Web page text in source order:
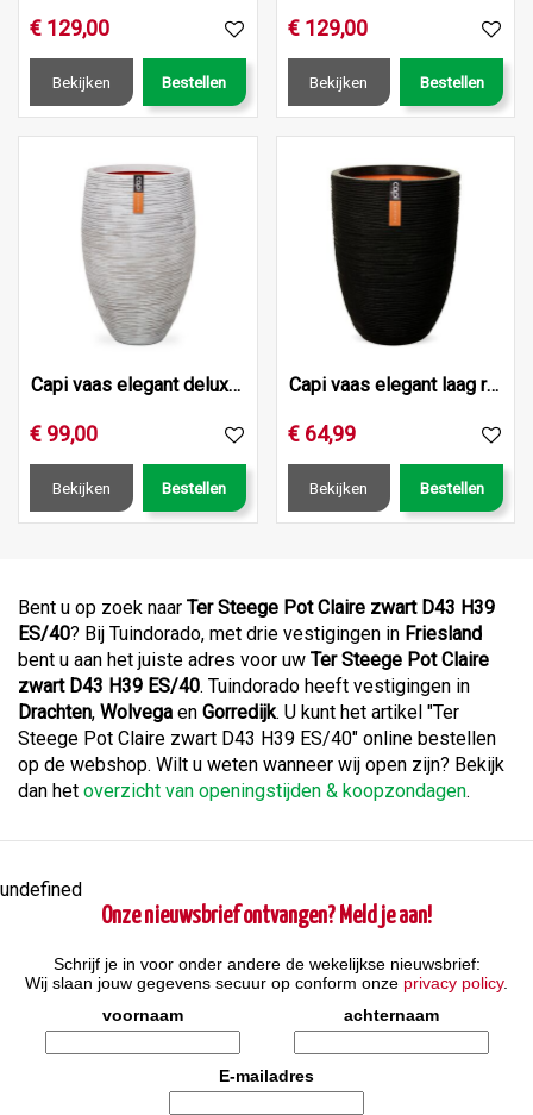
€ 129,00
Bekijken Bestellen
€ 129,00
Bekijken Bestellen
Capi vaas elegant deluxe rib nl 40x30 ivoor
€ 99,00
Bekijken Bestellen
Capi vaas elegant laag rib nl 36x47 zwart
€ 64,99
Bekijken Bestellen
Bent u op zoek naar Ter Steege Pot Claire zwart D43 H39
ES/40? Bij Tuindorado, met drie vestigingen in Friesland
bent u aan het juiste adres voor uw Ter Steege Pot Claire
zwart D43 H39 ES/40. Tuindorado heeft vestigingen in
Drachten, Wolvega en Gorredijk. U kunt het artikel "Ter
Steege Pot Claire zwart D43 H39 ES/40" online bestellen
op de webshop. Wilt u weten wanneer wij open zijn? Bekijk
dan het overzicht van openingstijden & koopzondagen.
undefined
Onze nieuwsbrief ontvangen? Meld je aan!
Schrijf je in voor onder andere de wekelijkse nieuwsbrief:
Wij slaan jouw gegevens secuur op conform onze privacy policy.
voornaam
achternaam
E-mailadres